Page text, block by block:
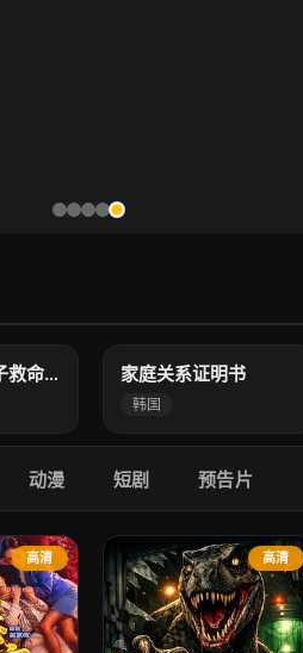
高清第一声啼哭母子救命急救班
4.0
家庭关系证明书
韩国
动漫 短剧 预告片
高清 高清